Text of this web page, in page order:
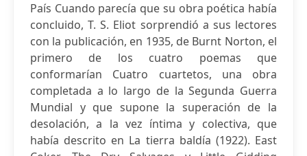
País Cuando parecía que su obra poética había
concluido, T. S. Eliot sorprendió a sus lectores
con la publicación, en 1935, de Burnt Norton, el
primero de los cuatro poemas que
conformarían Cuatro cuartetos, una obra
completada a lo largo de la Segunda Guerra
Mundial y que supone la superación de la
desolación, a la vez íntima y colectiva, que
había descrito en La tierra baldía (1922). East